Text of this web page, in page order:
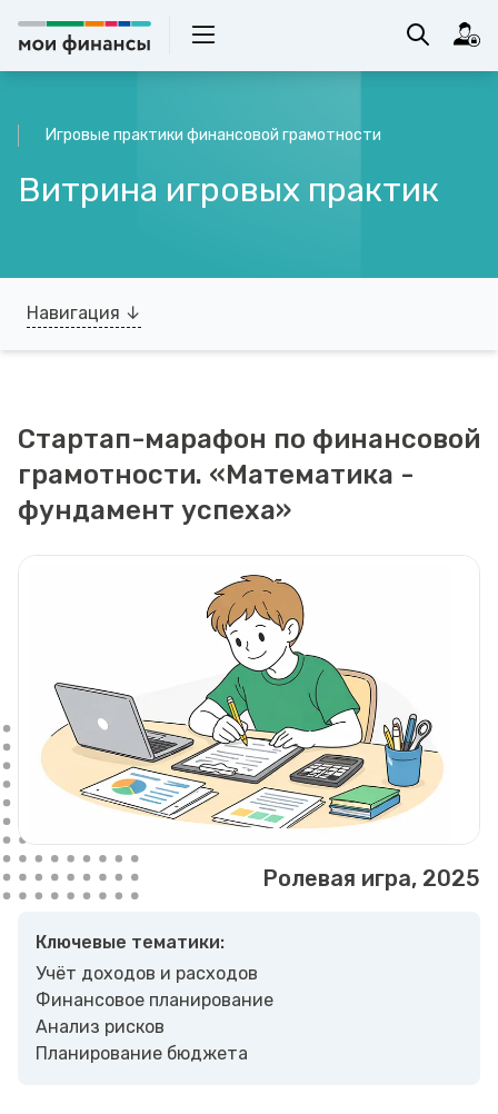
Игровые практики финансовой грамотности
Витрина игровых практик
Навигация ↓
Стартап-марафон по финансовой
грамотности. «Математика -
фундамент успеха»
Ролевая игра, 2025
Ключевые тематики:
Учёт доходов и расходов
Финансовое планирование
Анализ рисков
Планирование бюджета